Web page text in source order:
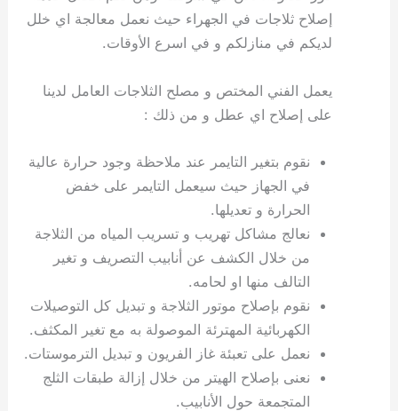
إصلاح ثلاجات في الجهراء حيث نعمل معالجة اي خلل
لديكم في منازلكم و في اسرع الأوقات.
يعمل الفني المختص و مصلح الثلاجات العامل لدينا
على إصلاح اي عطل و من ذلك :
نقوم بتغير التايمر عند ملاحظة وجود حرارة عالية
في الجهاز حيث سيعمل التايمر على خفض
الحرارة و تعديلها.
نعالج مشاكل تهريب و تسريب المياه من الثلاجة
من خلال الكشف عن أنابيب التصريف و تغير
التالف منها او لحامه.
نقوم بإصلاح موتور الثلاجة و تبديل كل التوصيلات
الكهربائية المهترئة الموصولة به مع تغير المكثف.
نعمل على تعبئة غاز الفريون و تبديل الترموستات.
نعنى بإصلاح الهيتر من خلال إزالة طبقات الثلج
المتجمعة حول الأنابيب.